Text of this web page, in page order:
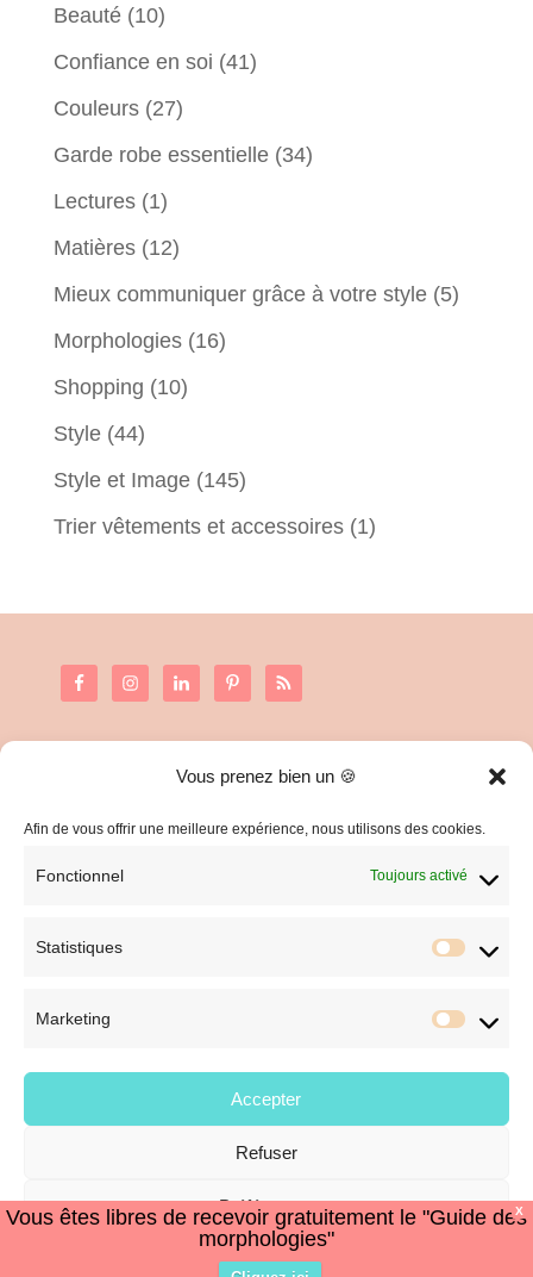
Vous prenez bien un 🍪
Afin de vous offrir une meilleure expérience, nous utilisons des cookies.
Fonctionnel Toujours activé
Statistiques
Marketing
Accepter
Refuser
Préférences
Politique de cookiesPolitique de confidentialité
Beauté(10)
Confiance en soi (41)
Couleurs(27)
Garde robe essentielle(34)
Lectures(1)
Matières(12)
Mieux communiquer grâce à votre style(5)
Morphologies(16)
Shopping (10)
Style(44)
Style et Image(145)
Trier vêtements et accessoires(1)
C.G.V. et Mentions Légales
© Style et Image
X
Vous êtes libres de recevoir gratuitement le "Guide des
morphologies"